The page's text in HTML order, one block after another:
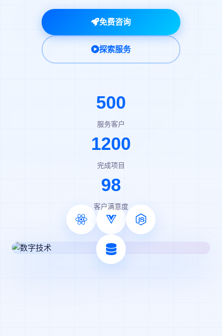
免费咨询
探索服务
500
服务客户
1200
完成项目
98
客户满意度